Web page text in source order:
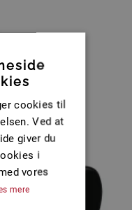
cookies til
Ved at
giver du
i
vores
mere